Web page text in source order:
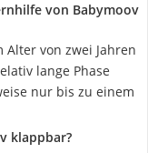
von Babymoov
von zwei Jahren
lange Phase
nur bis zu einem
klappbar?